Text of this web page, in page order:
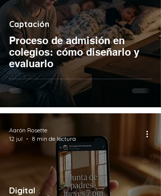
Proceso de admisión en
colegios: cómo diseñarlo y
evaluarlo
Captación
Digital
Aarón Rosette
12 jul
8 min de lectura